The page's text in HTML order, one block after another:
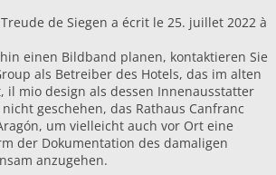
de Siegen a écrit le 25. juillet 2022 à
einen Bildband planen, kontaktieren Sie
als Betreiber des Hotels, das im alten
il mio design als dessen Innenausstatter
geschehen, das Rathaus Canfranc
um vielleicht auch vor Ort eine
der Dokumentation des damaligen
anzugehen.